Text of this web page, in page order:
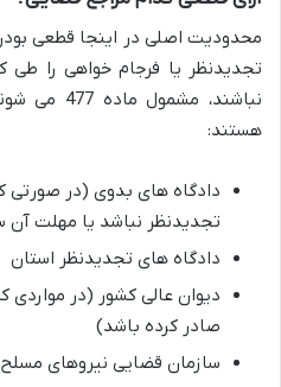
محدودیت اصلی در اینجا قطعی
تجدیدنظر یا فرجام خواهی را طی
نباشند،
هستند:
دادگاه های بدوی (در صورتی
تجدیدنظر نباشد یا مهلت
دادگاه های تجدیدنظر استان
دیوان عالی کشور (در مواردی
صادر کرده باشد)
سازمان قضایی نیروهای مسلح